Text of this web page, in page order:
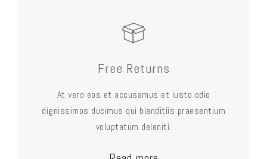
Free Returns
At vero eos et accusamus et iusto odio
dignissimos ducimus qui blanditiis praesentium
voluptatum deleniti.